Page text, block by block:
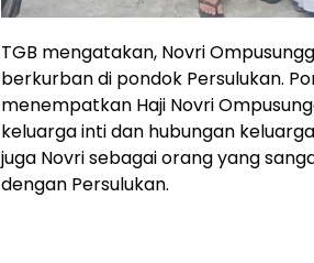
TGB mengatakan, Novri
berkurban di pondok Persulukan.
menempatkan Haji Novri
keluarga inti dan hubungan
juga Novri sebagai orang yang
dengan Persulukan.